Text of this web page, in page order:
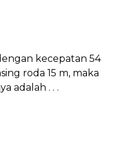
kecepatan 54
roda 15 m, maka
adalah . . .